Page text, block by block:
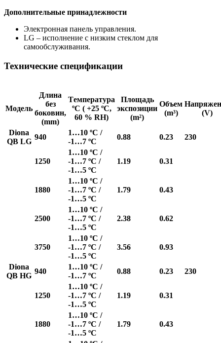
Дополнительные принадлежности
Электронная панель управления.
LG – исполнение с низким стеклом для
самообслуживания.
Технические спецификации
Mодель
Длина
без
боковин,
(mm)
Tемпература
ºC ( +25 ºC,
60 % RH)
Площадь
экспозиции
(m²)
Объем
(m³)
(V)
Diona
QB LG
940
1…10 ºC /
-1…7 ºC
0.88 0.23 230
1250
1…10 ºC /
-1…7 ºC /
-1…5 ºC
1.19 0.31
1880
1…10 ºC /
-1…7 ºC /
-1…5 ºC
1.79 0.43
2500
1…10 ºC /
-1…7 ºC /
-1…5 ºC
2.38 0.62
3750
1…10 ºC /
-1…7 ºC /
-1…5 ºC
3.56 0.93
Diona
QB HG
940
1…10 ºC /
-1…7 ºC
0.88 0.23 230
1250
1…10 ºC /
-1…7 ºC /
-1…5 ºC
1.19 0.31
1880
1…10 ºC /
-1…7 ºC /
-1…5 ºC
1.79 0.43